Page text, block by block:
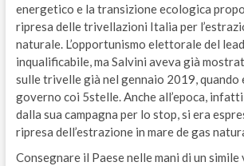
energetico e la transizione ecologica
ripresa delle trivellazioni Italia per
naturale. L’opportunismo elettorale del
inqualificabile, ma Salvini aveva già
sulle trivelle già nel gennaio 2019, quando
governo coi 5stelle. Anche all’epoca,
dalla sua campagna per lo stop, si era
ripresa dell’estrazione in mare de gas
Consegnare il Paese nelle mani di un